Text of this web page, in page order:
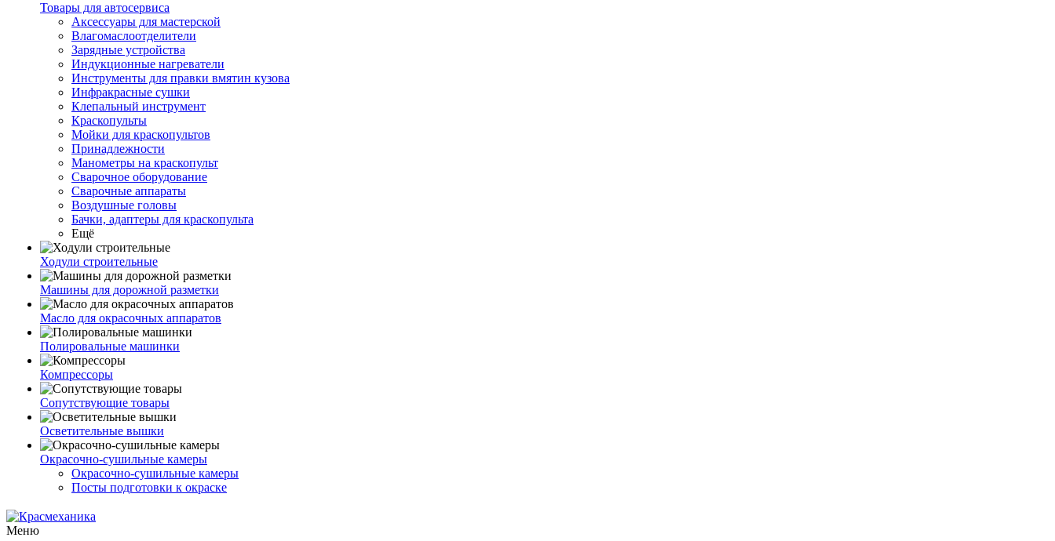
Товары для автосервиса
Аксессуары для мастерской
Влагомаслоотделители
Зарядные устройства
Индукционные нагреватели
Инструменты для правки вмятин кузова
Инфракрасные сушки
Клепальный инструмент
Краскопульты
Мойки для краскопультов
Принадлежности
Манометры на краскопульт
Сварочное оборудование
Сварочные аппараты
Воздушные головы
Бачки, адаптеры для краскопульта
Ещё
Ходули строительные
Машины для дорожной разметки
Масло для окрасочных аппаратов
Полировальные машинки
Компрессоры
Сопутствующие товары
Осветительные вышки
Окрасочно-сушильные камеры
Окрасочно-сушильные камеры
Посты подготовки к окраске
Меню